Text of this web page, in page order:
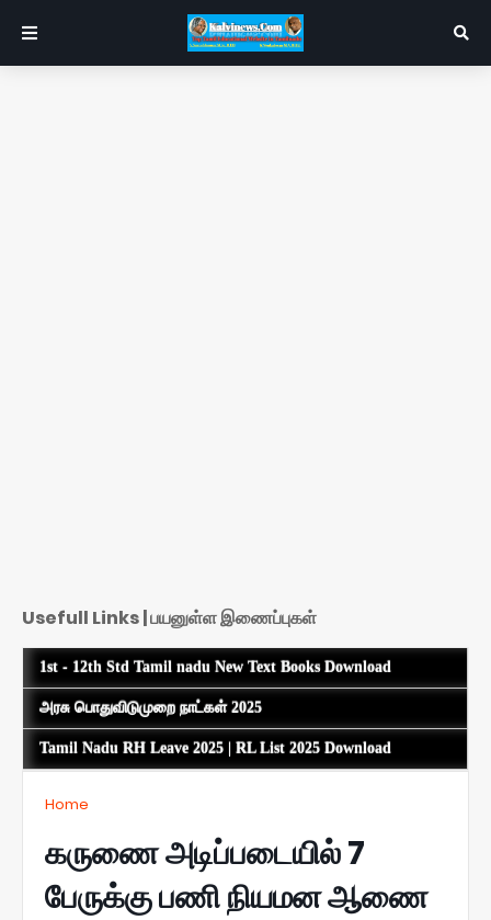
Usefull Links | பயனுள்ள இணைப்புகள்
1st - 12th Std Tamil nadu New Text Books Download
அரசு பொதுவிடுமுறை நாட்கள் 2025
Tamil Nadu RH Leave 2025 | RL List 2025 Download
Home
கருணை அடிப்படையில் 7
பேருக்கு பணி நியமன ஆணை